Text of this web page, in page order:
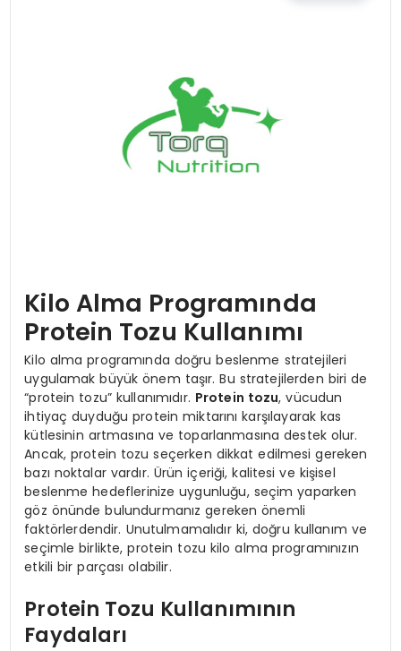
Kilo Alma Programında
Protein Tozu Kullanımı
Kilo alma programında doğru beslenme stratejileri
uygulamak büyük önem taşır. Bu stratejilerden biri de
“protein tozu” kullanımıdır. Protein tozu, vücudun
ihtiyaç duyduğu protein miktarını karşılayarak kas
kütlesinin artmasına ve toparlanmasına destek olur.
Ancak, protein tozu seçerken dikkat edilmesi gereken
bazı noktalar vardır. Ürün içeriği, kalitesi ve kişisel
beslenme hedeflerinize uygunluğu, seçim yaparken
göz önünde bulundurmanız gereken önemli
faktörlerdendir. Unutulmamalıdır ki, doğru kullanım ve
seçimle birlikte, protein tozu kilo alma programınızın
etkili bir parçası olabilir.
Protein Tozu Kullanımının
Faydaları